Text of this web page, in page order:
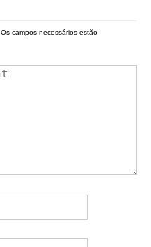
Os campos necessários estão